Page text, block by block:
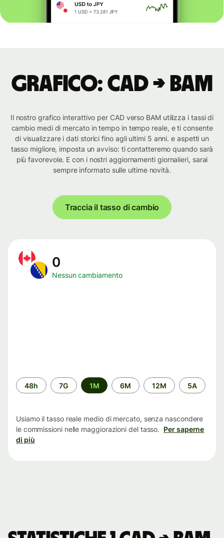
Grafico: CAD → BAM
Il nostro grafico interattivo per CAD verso BAM utilizza i tassi di
cambio medi di mercato in tempo in tempo reale, e ti consente
di visualizzare i dati storici fino agli ultimi 5 anni. e aspetti un
tasso migliore, imposta un avviso: ti contatteremo quando sarà
più favorevole. E con i nostri aggiornamenti giornalieri, sarai
sempre informato sulle ultime novità.
Traccia il tasso di cambio
0
Nessun cambiamento
Periodo
di
48h 7G 1M 6M 12M 5A
Usiamo il tasso reale medio di mercato, senza nascondere
le commissioni nelle maggiorazioni del tasso. Per saperne
di più